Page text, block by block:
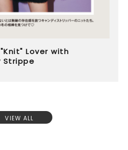
Lover with
Strippe
VIEW ALL